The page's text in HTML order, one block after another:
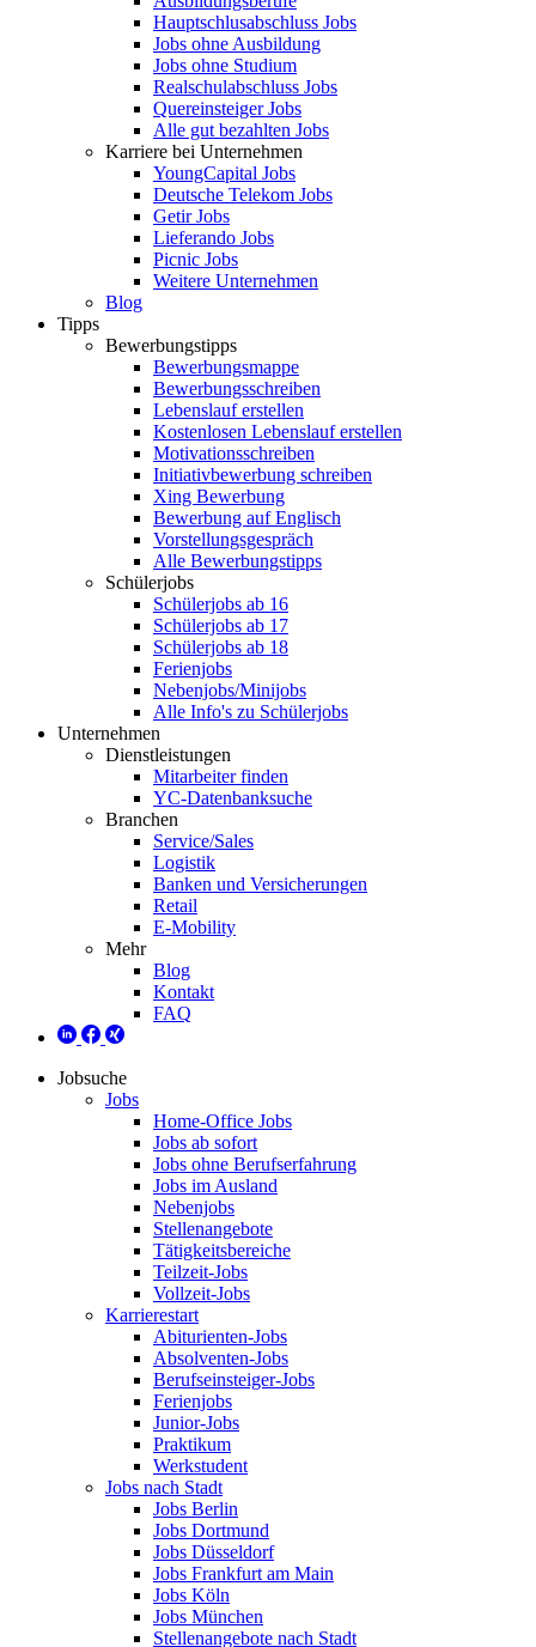
Hauptschlusabschluss Jobs
Jobs ohne Ausbildung
Jobs ohne Studium
Realschulabschluss Jobs
Quereinsteiger Jobs
Alle gut bezahlten Jobs
Karriere bei Unternehmen
YoungCapital Jobs
Deutsche Telekom Jobs
Getir Jobs
Lieferando Jobs
Picnic Jobs
Weitere Unternehmen
Blog
Tipps
Bewerbungstipps
Bewerbungsmappe
Bewerbungsschreiben
Lebenslauf erstellen
Kostenlosen Lebenslauf erstellen
Motivationsschreiben
Initiativbewerbung schreiben
Xing Bewerbung
Bewerbung auf Englisch
Vorstellungsgespräch
Alle Bewerbungstipps
Schülerjobs
Schülerjobs ab 16
Schülerjobs ab 17
Schülerjobs ab 18
Ferienjobs
Nebenjobs/Minijobs
Alle Info's zu Schülerjobs
Unternehmen
Dienstleistungen
Mitarbeiter finden
YC-Datenbanksuche
Branchen
Service/Sales
Logistik
Banken und Versicherungen
Retail
E-Mobility
Mehr
Blog
Kontakt
FAQ
Jobsuche
Jobs
Home-Office Jobs
Jobs ab sofort
Jobs ohne Berufserfahrung
Jobs im Ausland
Nebenjobs
Stellenangebote
Tätigkeitsbereiche
Teilzeit-Jobs
Vollzeit-Jobs
Karrierestart
Abiturienten-Jobs
Absolventen-Jobs
Berufseinsteiger-Jobs
Ferienjobs
Junior-Jobs
Praktikum
Werkstudent
Jobs nach Stadt
Jobs Berlin
Jobs Dortmund
Jobs Düsseldorf
Jobs Frankfurt am Main
Jobs Köln
Jobs München
Stellenangebote nach Stadt